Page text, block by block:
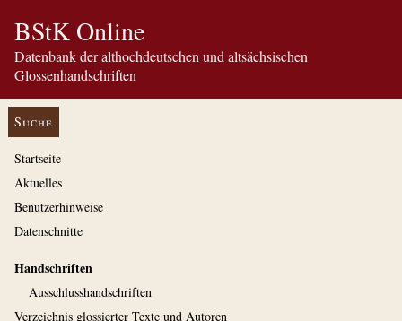
BStK Online
Datenbank der althochdeutschen und altsächsischen
Glossenhandschriften
Suche
Startseite
Aktuelles
Benutzerhinweise
Datenschnitte
Handschriften
Ausschluss­handschriften
Verzeichnis glossierter Texte und Autoren